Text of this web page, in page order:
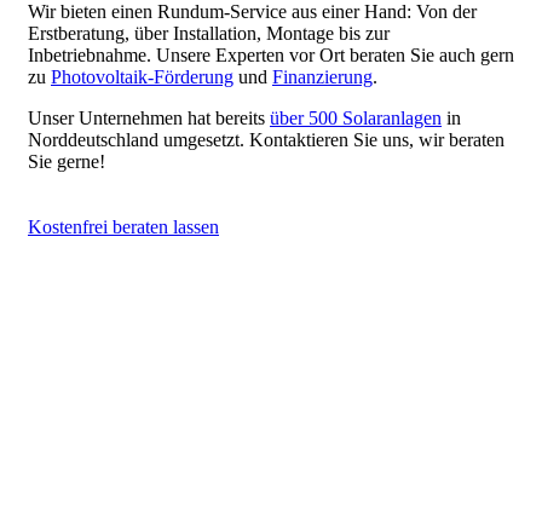
Wir bieten einen Rundum-Service aus einer Hand: Von der
Erstberatung, über Installation, Montage bis zur
Inbetriebnahme. Unsere Experten vor Ort beraten Sie auch gern
zu Photovoltaik-Förderung und Finanzierung.
Unser Unternehmen hat bereits über 500 Solaranlagen in
Norddeutschland umgesetzt. Kontaktieren Sie uns, wir beraten
Sie gerne!
Kostenfrei beraten lassen